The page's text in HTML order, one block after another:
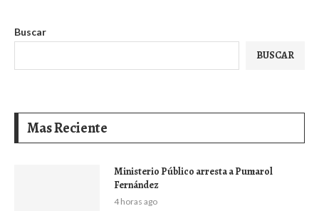
Buscar
BUSCAR
Mas Reciente
Ministerio Público arresta a Pumarol
Fernández
4 horas ago